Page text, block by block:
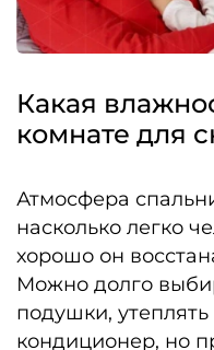
Какая
комнате для
Атмосфера
насколько легко
хорошо он
Можно долго
подушки,
кондиционер, но